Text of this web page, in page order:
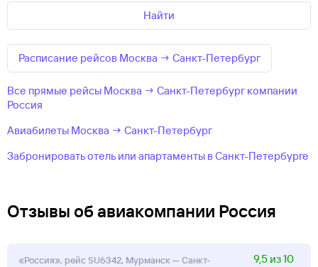
Найти
Расписание рейсов Москва → Санкт-Петербург
Все прямые рейсы Москва → Санкт-Петербург компании
Россия
Авиабилеты Москва → Санкт-Петербург
Забронировать отель или апартаменты в Санкт-Петербурге
Отзывы об авиакомпании Россия
«Россия», рейс SU6342, Мурманск — Санкт-
9,5 из 10